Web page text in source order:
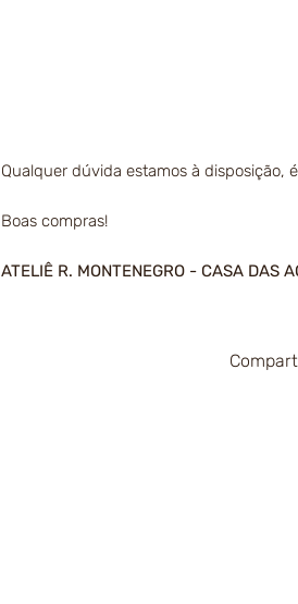
Qualquer dúvida estamos à disposição,
Boas compras!
ATELIÊ R. MONTENEGRO - CASA DAS